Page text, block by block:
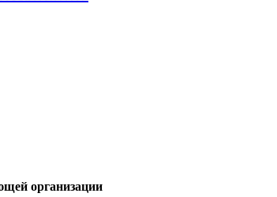
организации